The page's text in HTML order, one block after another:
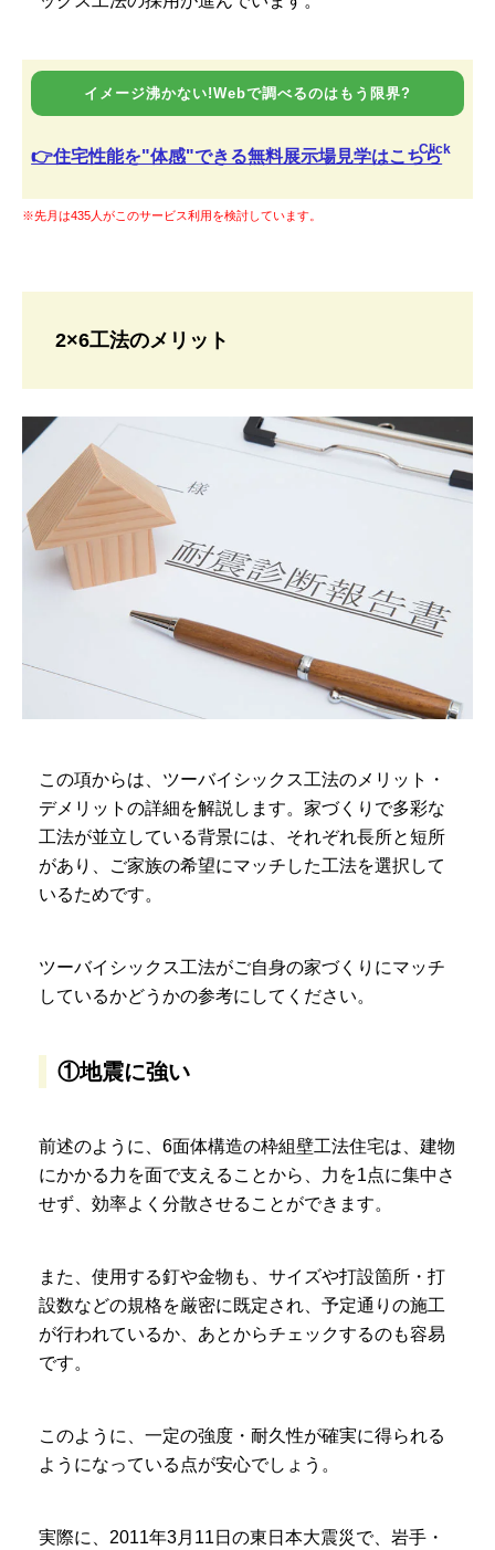
イメージ沸かない!Webで調べるのはもう限界?
👉住宅性能を"体感"できる無料展示場見学はこちら
Click
※先月は435人がこのサービス利用を検討しています。
2×6工法のメリット
この項からは、ツーバイシックス工法のメリット・
デメリットの詳細を解説します。家づくりで多彩な
工法が並立している背景には、それぞれ長所と短所
があり、ご家族の希望にマッチした工法を選択して
いるためです。
ツーバイシックス工法がご自身の家づくりにマッチ
しているかどうかの参考にしてください。
①地震に強い
前述のように、6面体構造の枠組壁工法住宅は、建物
にかかる力を面で支えることから、力を1点に集中さ
せず、効率よく分散させることができます。
また、使用する釘や金物も、サイズや打設箇所・打
設数などの規格を厳密に既定され、予定通りの施工
が行われているか、あとからチェックするのも容易
です。
このように、一定の強度・耐久性が確実に得られる
ようになっている点が安心でしょう。
実際に、2011年3月11日の東日本大震災で、岩手・